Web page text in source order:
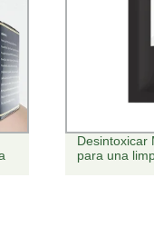
CAS 142-
Skin Care